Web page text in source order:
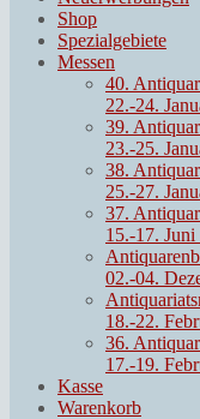
Shop
Spezialgebiete
Messen
40.
22.-24.
39.
23.-25.
38.
25.-27.
37.
15.-17. Juni
02.-04.
18.-22.
36.
17.-19.
Kasse
Warenkorb